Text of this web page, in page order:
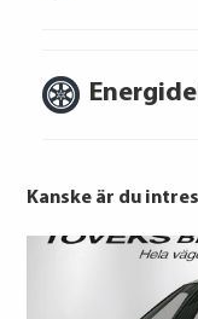
Det
lån.
Kanske är du